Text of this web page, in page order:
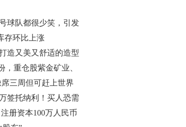
球队都很少笑，引发
存环比上涨
造又美又舒适的造型
，重仓股紫金矿业、
三周但可赶上世界
签托纳利！买人恐需
册资本100万人民币